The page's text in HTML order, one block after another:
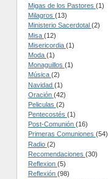
Migas de los Pastores (1)
Milagros (13)
Ministerio Sacerdotal (2)
Misa (12)
Misericordia (1)
Moda (1)
Monaguillos (1)
Música (2)
Navidad (1)
Oración (42)
Peliculas (2)
Pentecostés (1)
Post-Comunión (16)
Primeras Comuniones (54)
Radio (2)
Recomendaciones (30)
Reflexion (5)
Reflexión (98)